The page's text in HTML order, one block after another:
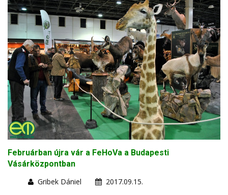
Februárban újra vár a FeHoVa a Budapesti
Vásárközpontban
Gribek Dániel
2017.09.15.